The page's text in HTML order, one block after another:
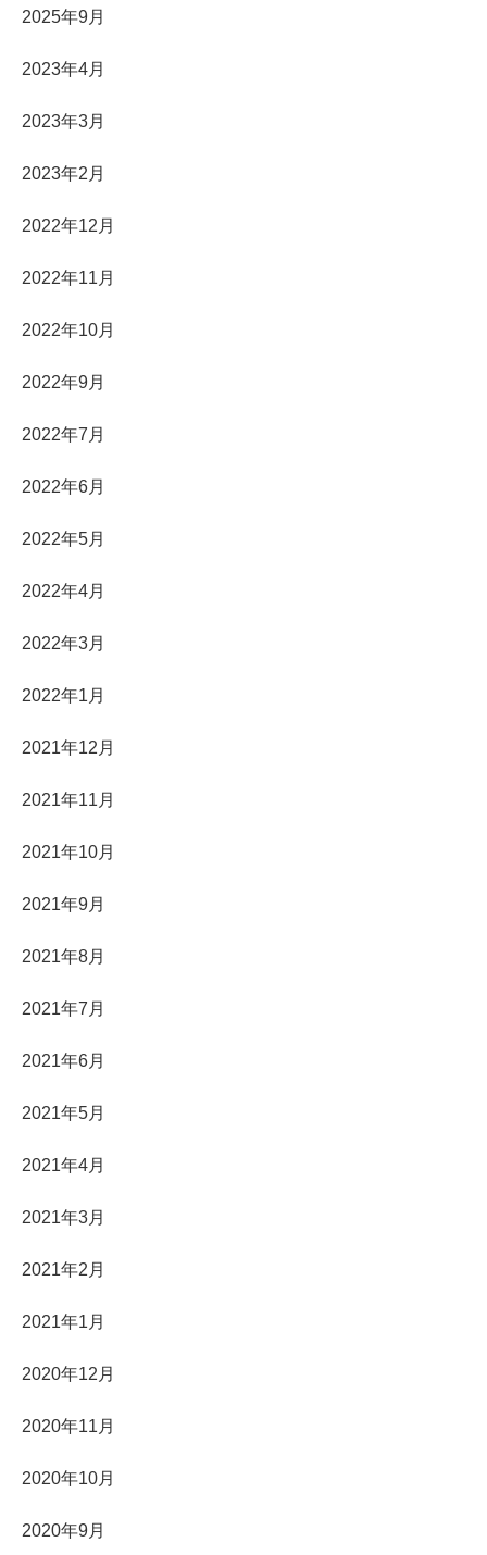
2025年9月
2023年4月
2023年3月
2023年2月
2022年12月
2022年11月
2022年10月
2022年9月
2022年7月
2022年6月
2022年5月
2022年4月
2022年3月
2022年1月
2021年12月
2021年11月
2021年10月
2021年9月
2021年8月
2021年7月
2021年6月
2021年5月
2021年4月
2021年3月
2021年2月
2021年1月
2020年12月
2020年11月
2020年10月
2020年9月